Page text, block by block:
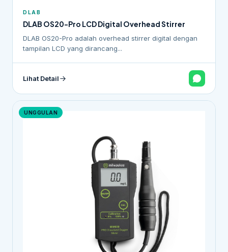
DLAB
DLAB OS20-Pro LCD Digital Overhead Stirrer
DLAB OS20-Pro adalah overhead stirrer digital dengan
tampilan LCD yang dirancang...
Lihat Detail
UNGGULAN